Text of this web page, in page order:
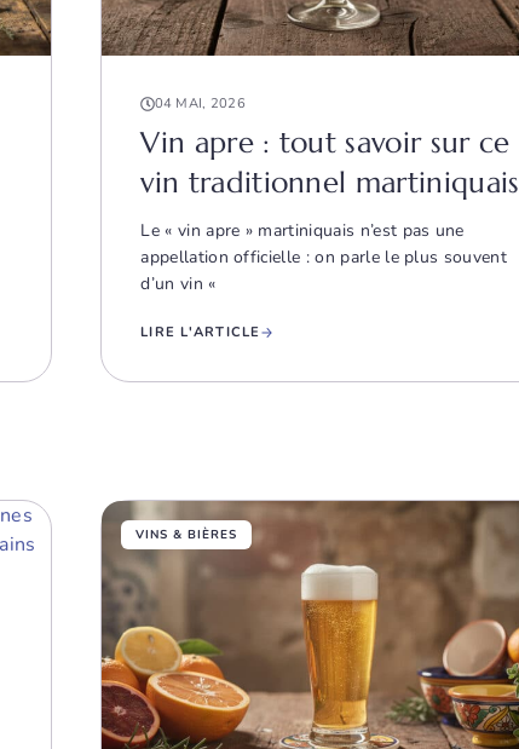
04 MAI, 2026
Vin apre : tout savoir sur ce
vin traditionnel martiniquais
Le « vin apre » martiniquais n’est pas une
appellation officielle : on parle le plus souvent
d’un vin «
LIRE L'ARTICLE
VINS & BIÈRES